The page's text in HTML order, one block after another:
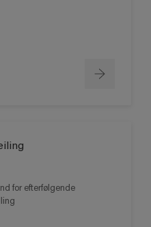
for efterfølgende